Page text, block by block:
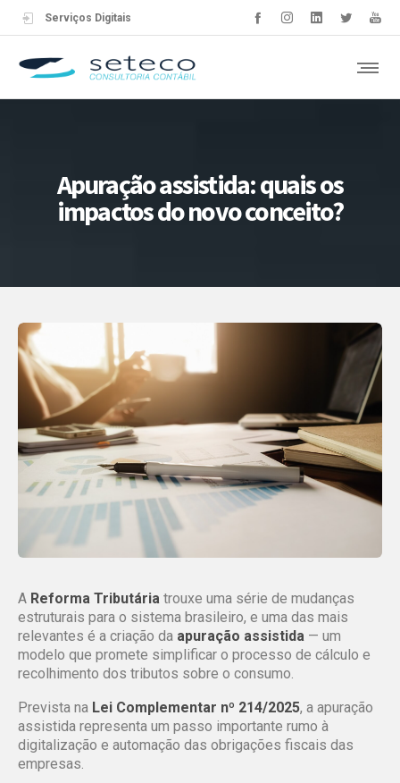
Serviços Digitais
Apuração assistida: quais os
impactos do novo conceito?
A Reforma Tributária trouxe uma série de mudanças
estruturais para o sistema brasileiro, e uma das mais
relevantes é a criação da apuração assistida — um
modelo que promete simplificar o processo de cálculo e
recolhimento dos tributos sobre o consumo.
Prevista na Lei Complementar nº 214/2025, a apuração
assistida representa um passo importante rumo à
digitalização e automação das obrigações fiscais das
empresas.